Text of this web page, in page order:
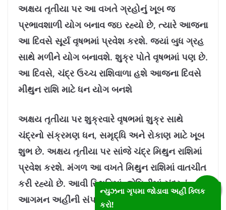
અક્ષય તૃતીયા પર આ વખતે ગ્રહોનું ખૂબ જ
પ્રભાવશાળી યોગ બનાવ જઇ રહ્યો છે, ત્યારે આજના
આ દિવસે સૂર્ય વૃષભમાં પ્રવેશ કરશે. જ્યાં બુધ ગ્રહ
સાથે મળીને યોગ બનાવશે. શુક્ર પોતે વૃષભમાં પણ છે.
આ દિવસે, ચંદ્ર ઉચ્ચ રાશિવાળા હશે આજના દિવસે
મીથુન રાશિ માટે ધન યોગ બનશે
અક્ષય તૃતીયા પર શુક્રવારે વૃષભમાં શુક્ર સાથે
ચંદ્રનો સંક્રમણ ધન, સમૃદ્ધિ અને રોકાણ માટે ખૂબ
શુભ છે. અક્ષય તૃતીયા પર સાંજે ચંદ્ર મિથુન રાશિમાં
પ્રવેશ કરશે. મંગળ આ વખતે મિથુન રાશિમાં વાતચીત
કરી રહ્યો છે. આવી સ્થિતિમાં, જેમિનીમાં ચંદ્રનું
આગમન અહીંની સંપત્તિનું નિર્માણ કરશે.
ન્યુઝના ગૃપમા જોડાવા અહીં ક્લિક
કરો!